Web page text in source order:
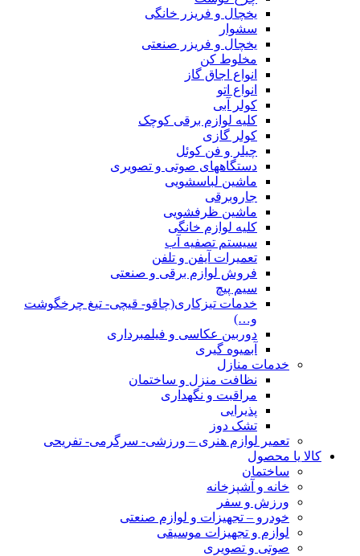
یخچال و فریزر خانگی
سشوار
یخچال و فریزر صنعتی
مخلوط کن
انواع اجاق گاز
انواع اتو
کولر آبی
کلیه لوازم برقی کوچک
کولر گازی
چیلر و فن کوئل
دستگاههای صوتی و تصویری
ماشین لباسشویی
جاروبرقی
ماشین ظرفشویی
کلیه لوازم خانگی
سیستم تصفیه آب
تعمیرات آیفن و تلفن
فروش لوازم برقی و صنعتی
سیم پیچ
خدمات تیزکاری(چاقو- قیچی- تیغ چرخگوشت
و…)
دوربین عکاسی و فیلمبرداری
آبمیوه گیری
خدمات منازل
نظافت منزل و ساختمان
مراقبت و نگهداری
پذیرایی
تشک دوز
تعمیر لوازم هنری – ورزشی- سرگرمی- تفریحی
کالا یا محصول
ساختمان
خانه و آشپزخانه
ورزش و سفر
خودرو – تجهیزات و لوازم صنعتی
لوازم و تجهیزات موسیقی
صوتی و تصویری